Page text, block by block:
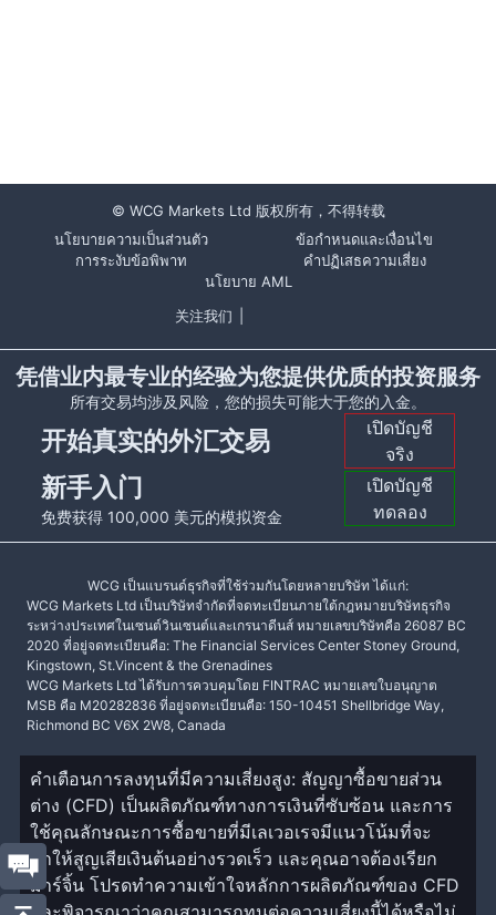
© WCG Markets Ltd 版权所有，不得转载
นโยบายความเป็นส่วนตัว
ข้อกำหนดและเงื่อนไข
การระงับข้อพิพาท
คำปฏิเสธความเสี่ยง
นโยบาย AML
关注我们
凭借业内最专业的经验为您提供优质的投资服务
所有交易均涉及风险，您的损失可能大于您的入金。
开始真实的外汇交易
เปิดบัญชี
จริง
新手入门
免费获得 100,000 美元的模拟资金
เปิดบัญชี
ทดลอง
WCG เป็นแบรนด์ธุรกิจที่ใช้ร่วมกันโดยหลายบริษัท ได้แก่:
WCG Markets Ltd เป็นบริษัทจำกัดที่จดทะเบียนภายใต้กฎหมายบริษัทธุรกิจ
ระหว่างประเทศในเซนต์วินเซนต์และเกรนาดีนส์ หมายเลขบริษัทคือ 26087 BC
2020 ที่อยู่จดทะเบียนคือ: The Financial Services Center Stoney Ground,
Kingstown, St.Vincent & the Grenadines
WCG Markets Ltd ได้รับการควบคุมโดย FINTRAC หมายเลขใบอนุญาต
MSB คือ M20282836 ที่อยู่จดทะเบียนคือ: 150-10451 Shellbridge Way,
Richmond BC V6X 2W8, Canada
คำเตือนการลงทุนที่มีความเสี่ยงสูง: สัญญาซื้อขายส่วน
ต่าง (CFD) เป็นผลิตภัณฑ์ทางการเงินที่ซับซ้อน และการ
ใช้คุณลักษณะการซื้อขายที่มีเลเวอเรจมีแนวโน้มที่จะ
ทำให้สูญเสียเงินต้นอย่างรวดเร็ว และคุณอาจต้องเรียก
มาร์จิ้น โปรดทำความเข้าใจหลักการผลิตภัณฑ์ของ CFD